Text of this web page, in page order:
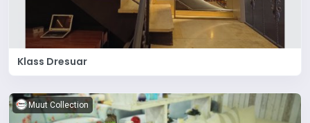
Klass Dresuar
Muut Collection